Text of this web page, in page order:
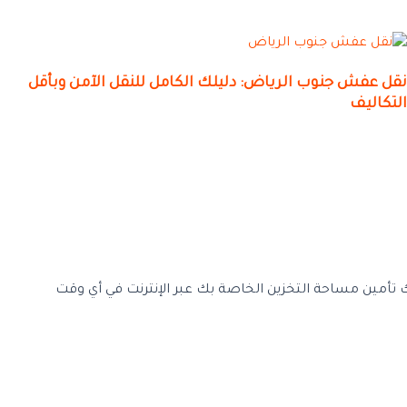
نقل عفش جنوب الرياض: دليلك الكامل للنقل الآمن وبأقل
التكاليف
مساحة التخزين الخاصة بك عبر الإنترنت في أي وقت